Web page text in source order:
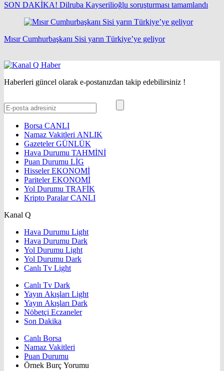
SON DAKİKA! Dilruba Kayserilioğlu soruşturması tamamlandı
Mısır Cumhurbaşkanı Sisi yarın Türkiye’ye geliyor
Haberleri güncel olarak e-postanızdan takip edebilirsiniz !
Borsa CANLI
Namaz Vakitleri ANLIK
GazetelerGÜNLÜK
Hava Durumu TAHMİNİ
Puan Durumu LİG
HisselerEKONOMİ
ParitelerEKONOMİ
Yol Durumu TRAFİK
Kripto ParalarCANLI
Kanal Q
Hava Durumu Light
Hava Durumu Dark
Yol Durumu Light
Yol Durumu Dark
Canlı Tv Light
Canlı Tv Dark
Yayın Akışları Light
Yayın Akışları Dark
Nöbetçi Eczaneler
Son Dakika
Canlı Borsa
Namaz Vakitleri
Puan Durumu
Örnek Burç Yorumu